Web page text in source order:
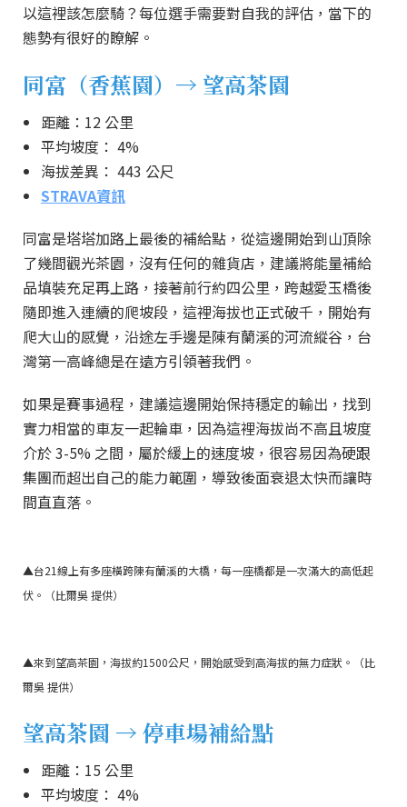
以這裡該怎麼騎？每位選手需要對自我的評估，當下的
態勢有很好的瞭解。
同富（香蕉園）→ 望高茶園
距離：12 公里
平均坡度： 4%
海拔差異： 443 公尺
STRAVA資訊
同富是塔塔加路上最後的補給點，從這邊開始到山頂除
了幾間觀光茶園，沒有任何的雜貨店，建議將能量補給
品填裝充足再上路，接著前行約四公里，跨越愛玉橋後
隨即進入連續的爬坡段，這裡海拔也正式破千，開始有
爬大山的感覺，沿途左手邊是陳有蘭溪的河流縱谷，台
灣第一高峰總是在遠方引領著我們。
如果是賽事過程，建議這邊開始保持穩定的輸出，找到
實力相當的車友一起輪車，因為這裡海拔尚不高且坡度
介於 3-5% 之間，屬於緩上的速度坡，很容易因為硬跟
集團而超出自己的能力範圍，導致後面衰退太快而讓時
間直直落。
▲台21線上有多座橫跨陳有蘭溪的大橋，每一座橋都是一次滿大的高低起
伏。（比爾吳 提供）
▲來到望高茶園，海拔約1500公尺，開始感受到高海拔的無力症狀。（比
爾吳 提供）
望高茶園 → 停車場補給點
距離：15 公里
平均坡度： 4%